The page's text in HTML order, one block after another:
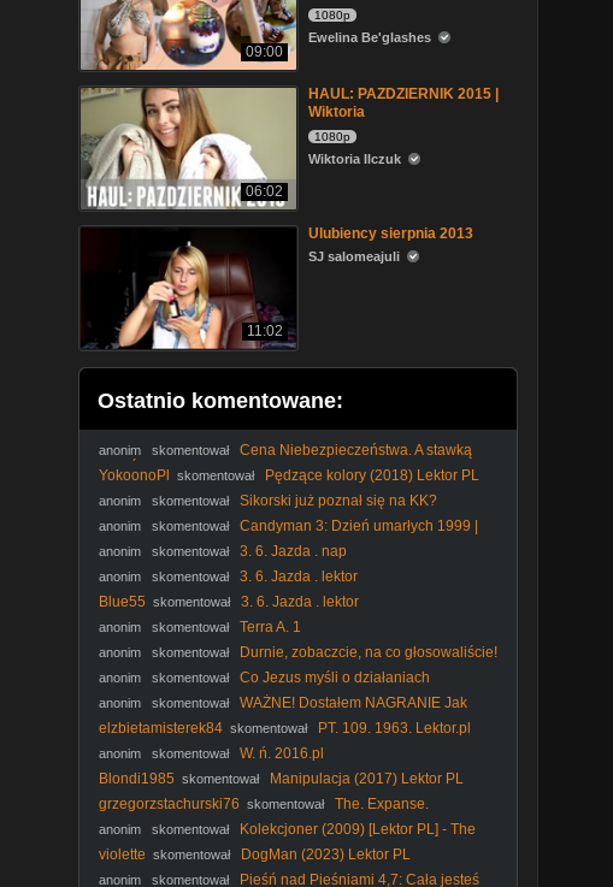
09:00
1080p
Ewelina Be'glashes
06:02
HAUL: PAZDZIERNIK 2015 |
Wiktoria
1080p
Wiktoria Ilczuk
11:02
Ulubiency sierpnia 2013
SJ salomeajuli
Ostatnio komentowane:
anonim skomentował
Cena Niebezpieczeństwa. A stawką
Jest Śmierc Uciekinier Francja JugosławiaVID-
YokoonoPl skomentował Pędzące kolory (2018) Lektor PL
anonim skomentował
Sikorski już poznał się na KK?
#Sikorski #kler #elita #polityka #KK #katolicyzm #kościół
anonim skomentował
Candyman 3: Dzień umarłych 1999 |
Lektor PL | HQ
anonim skomentował 3. 6. Jazda . nap
anonim skomentował
3. 6. Jazda . lektor
Blue55 skomentował 3. 6. Jazda . lektor
anonim skomentował Terra A. 1
anonim skomentował
Durnie, zobaczcie, na co głosowaliście!
#Nawrocki #Batyr #protestanci #wybory2025 #polityka
anonim skomentował
Co Jezus myśli o działaniach
Nawrockiego? #PomyślDziś odc. 2647
anonim skomentował
WAŻNE! Dostałem NAGRANIE Jak
Ukraiński Dowódca PIERZE Pieniądze z NASZEJ POMOCY
elzbietamisterek84 skomentował PT. 109. 1963. Lektor.pl
anonim skomentował
W. ń. 2016.pl
Blondi1985 skomentował
Manipulacja (2017) Lektor PL
grzegorzstachurski76 skomentował
The. Expanse.
S05E10.pl. LQ. HEVC
anonim skomentował
Kolekcjoner (2009) [Lektor PL] - The
CoIIector
violette skomentował DogMan (2023) Lektor PL
anonim skomentował Pieśń nad Pieśniami 4,7: Cała jesteś